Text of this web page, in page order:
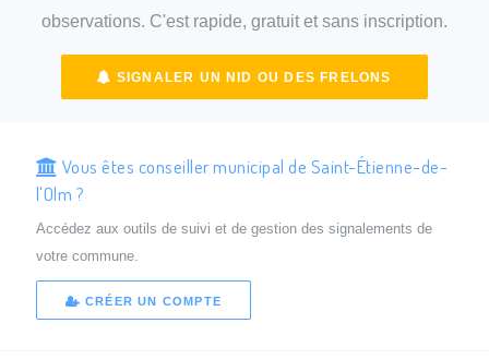
observations. C'est rapide, gratuit et sans inscription.
SIGNALER UN NID OU DES FRELONS
Vous êtes conseiller municipal de Saint-Étienne-de-
l'Olm ?
Accédez aux outils de suivi et de gestion des signalements de
votre commune.
CRÉER UN COMPTE